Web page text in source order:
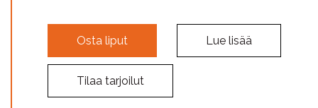
Osta liput Lue lisää
Tilaa tarjoilut